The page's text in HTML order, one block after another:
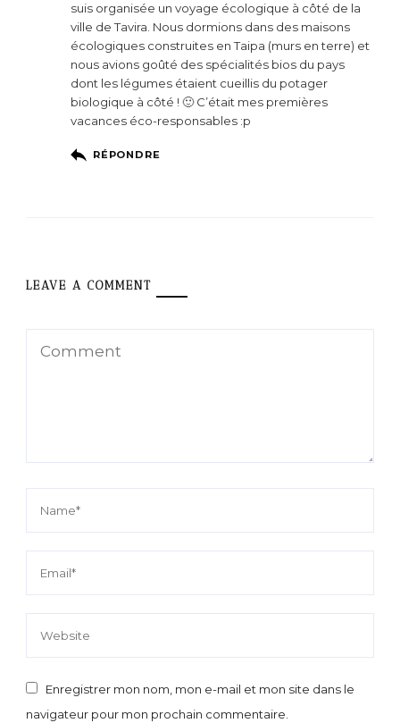
suis organisée un voyage écologique à côté de la
ville de Tavira. Nous dormions dans des maisons
écologiques construites en Taipa (murs en terre) et
nous avions goûté des spécialités bios du pays
dont les légumes étaient cueillis du potager
biologique à côté ! 🙂 C’était mes premières
vacances éco-responsables :p
RÉPONDRE
LEAVE A COMMENT
Enregistrer mon nom, mon e-mail et mon site dans le
navigateur pour mon prochain commentaire.